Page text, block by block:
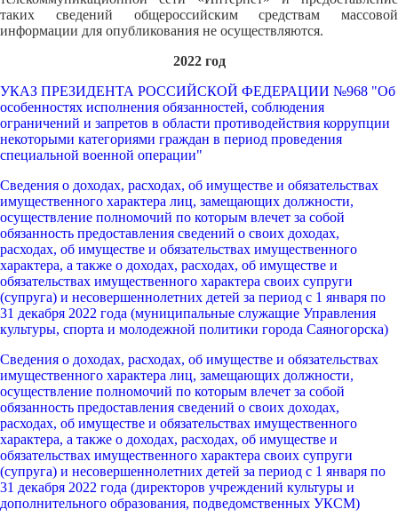
таких сведений общероссийским средствам массовой
информации для опубликования не осуществляются.
2022 год
УКАЗ ПРЕЗИДЕНТА РОССИЙСКОЙ ФЕДЕРАЦИИ №968 "Об
особенностях исполнения обязанностей, соблюдения
ограничений и запретов в области противодействия коррупции
некоторыми категориями граждан в период проведения
специальной военной операции"
Сведения о доходах, расходах, об имуществе и обязательствах
имущественного характера лиц, замещающих должности,
осуществление полномочий по которым влечет за собой
обязанность предоставления сведений о своих доходах,
расходах, об имуществе и обязательствах имущественного
характера, а также о доходах, расходах, об имуществе и
обязательствах имущественного характера своих супруги
(супруга) и несовершеннолетних детей за период с 1 января по
31 декабря 2022 года (муниципальные служащие Управления
культуры, спорта и молодежной политики города Саяногорска)
Сведения о доходах, расходах, об имуществе и обязательствах
имущественного характера лиц, замещающих должности,
осуществление полномочий по которым влечет за собой
обязанность предоставления сведений о своих доходах,
расходах, об имуществе и обязательствах имущественного
характера, а также о доходах, расходах, об имуществе и
обязательствах имущественного характера своих супруги
(супруга) и несовершеннолетних детей за период с 1 января по
31 декабря 2022 года (директоров учреждений культуры и
дополнительного образования, подведомственных УКСМ)